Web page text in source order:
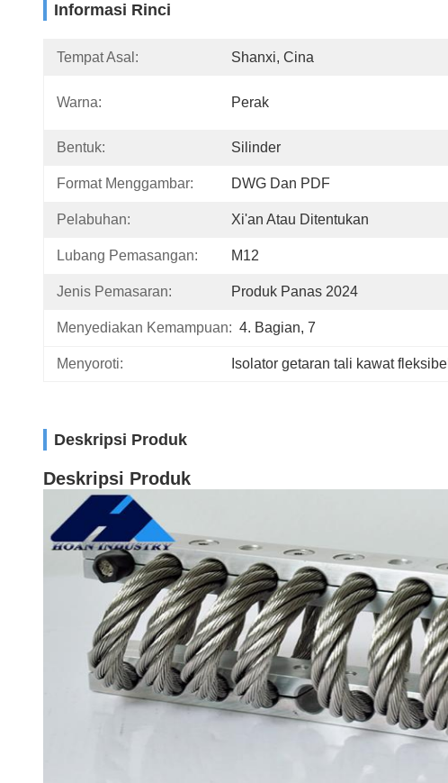
Informasi Rinci
Tempat Asal: Shanxi, Cina
Warna: Perak
Bentuk: Silinder
Format Menggambar: DWG Dan PDF
Pelabuhan: Xi'an Atau Ditentukan
Lubang Pemasangan: M12
Jenis Pemasaran: Produk Panas 2024
Menyediakan Kemampuan: 4. Bagian, 7
Menyoroti: Isolator getaran tali kawat fleksibel
Deskripsi Produk
Deskripsi Produk